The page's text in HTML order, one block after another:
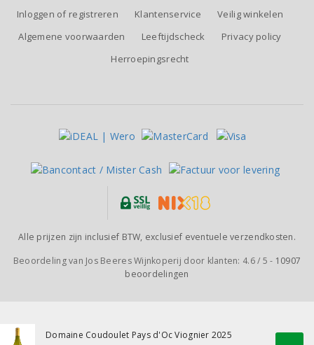
Domaine Coudoulet Pays d'Oc Viognier 2025
Inloggen of registreren Klantenservice
Veilig winkelen
Algemene voorwaarden
Leeftijdscheck
Privacy policy
Herroepingsrecht
Alle prijzen zijn inclusief BTW, exclusief eventuele verzendkosten.
Beoordeling van Jos Beeres Wijnkoperij door klanten: 4.6/ 5 - 10907
beoordelingen